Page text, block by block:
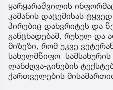
ყარყარაშვილის
კამანის დაცემისას
პირებიც დახვრიტეს და
განცხადებამ, რუსულ და
მიზეზი, რომ უკვე
სახელმწიფო
ლანძღვა-გინების
ქართველების